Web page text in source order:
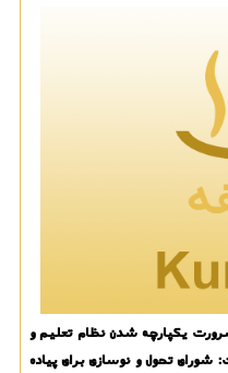
یكپارچه شدن نظام تعلیم و
تحول و نوسازی برای پیاده